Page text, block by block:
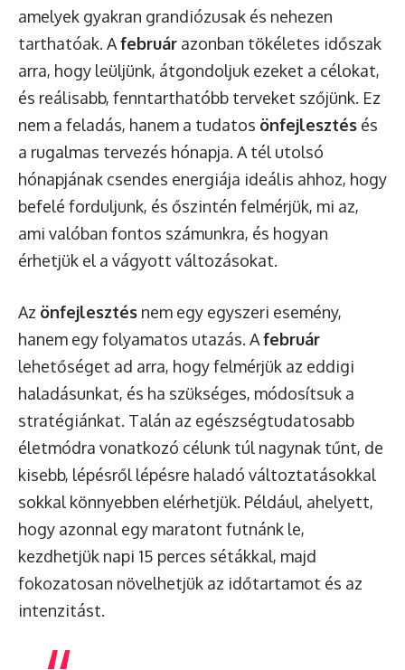
amelyek gyakran grandiózusak és nehezen
tarthatóak. Afebruár azonban tökéletes időszak
arra, hogy leüljünk, átgondoljuk ezeket a célokat,
és reálisabb, fenntarthatóbb terveket szőjünk. Ez
nem a feladás, hanem a tudatos önfejlesztés és
a rugalmas tervezés hónapja. A tél utolsó
hónapjának csendes energiája ideális ahhoz, hogy
befelé forduljunk, és őszintén felmérjük, mi az,
ami valóban fontos számunkra, és hogyan
érhetjük el a vágyott változásokat.
Az önfejlesztés nem egy egyszeri esemény,
hanem egy folyamatos utazás. Afebruár
lehetőséget ad arra, hogy felmérjük az eddigi
haladásunkat, és ha szükséges, módosítsuk a
stratégiánkat. Talán az egészségtudatosabb
életmódra vonatkozó célunk túl nagynak tűnt, de
kisebb, lépésről lépésre haladó változtatásokkal
sokkal könnyebben elérhetjük. Például, ahelyett,
hogy azonnal egy maratont futnánk le,
kezdhetjük napi 15 perces sétákkal, majd
fokozatosan növelhetjük az időtartamot és az
intenzitást.